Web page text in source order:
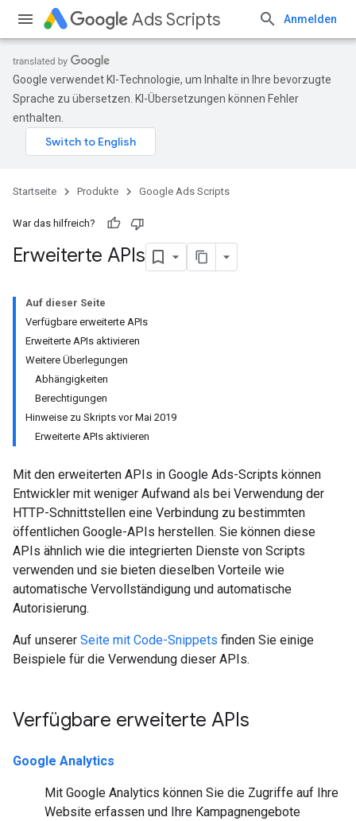
Ads Scripts Anmelden
Google verwendet KI-Technologie, um Inhalte in Ihre bevorzugte
Sprache zu übersetzen. KI-Übersetzungen können Fehler
enthalten.
Startseite Produkte Google Ads Scripts
War das hilfreich?
Erweiterte APIs
Auf dieser Seite
Verfügbare erweiterte APIs
Erweiterte APIs aktivieren
Weitere Überlegungen
Abhängigkeiten
Berechtigungen
Hinweise zu Skripts vor Mai 2019
Erweiterte APIs aktivieren
Mit den erweiterten APIs in Google Ads-Scripts können
Entwickler mit weniger Aufwand als bei Verwendung der
HTTP-Schnittstellen eine Verbindung zu bestimmten
öffentlichen Google-APIs herstellen. Sie können diese
APIs ähnlich wie die integrierten Dienste von Scripts
verwenden und sie bieten dieselben Vorteile wie
automatische Vervollständigung und automatische
Autorisierung.
Auf unserer Seite mit Code-Snippets finden Sie einige
Beispiele für die Verwendung dieser APIs.
Verfügbare erweiterte APIs
Google Analytics
Mit Google Analytics können Sie die Zugriffe auf Ihre
Website erfassen und Ihre Kampagnengebote